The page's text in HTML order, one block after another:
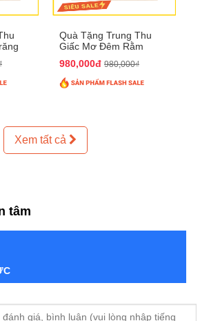
Quà Tặng Trung Thu
Giấc Mơ Đêm Rằm
980,000đ 980,000₫
Xem tất cả
tâm